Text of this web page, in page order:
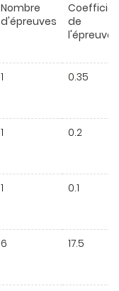
Nombre
d'épreuves
de
l'épreuve
1 0.35
1 0.2
1 0.1
6 17.5